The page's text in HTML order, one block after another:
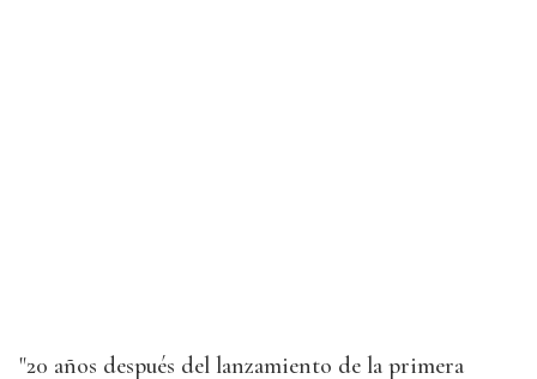
"20 años después del lanzamiento de la primera